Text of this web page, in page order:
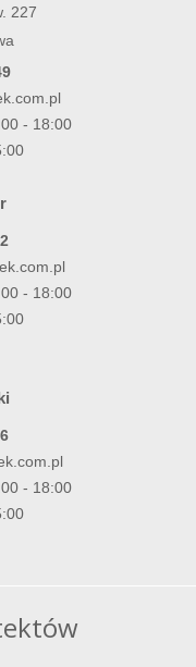
227
- 18:00
- 18:00
- 18:00